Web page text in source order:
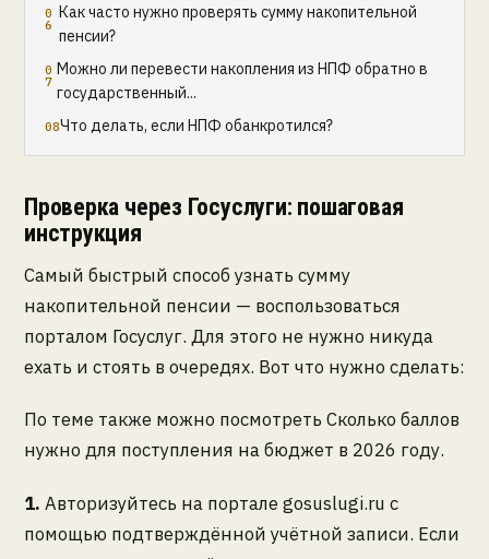
Как часто нужно проверять сумму накопительной
пенсии?
Можно ли перевести накопления из НПФ обратно в
государственный...
Что делать, если НПФ обанкротился?
Проверка через Госуслуги: пошаговая
инструкция
Самый быстрый способ узнать сумму
накопительной пенсии — воспользоваться
порталом Госуслуг. Для этого не нужно никуда
ехать и стоять в очередях. Вот что нужно сделать:
По теме также можно посмотреть Сколько баллов
нужно для поступления на бюджет в 2026 году.
1. Авторизуйтесь на портале gosuslugi.ru с
помощью подтверждённой учётной записи. Если